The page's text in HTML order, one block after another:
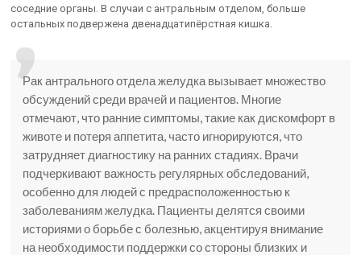
соседние органы. В случаи с антральным отделом, больше
остальных подвержена двенадцатипёрстная кишка.
Рак антрального отдела желудка вызывает множество
обсуждений среди врачей и пациентов. Многие
отмечают, что ранние симптомы, такие как дискомфорт в
животе и потеря аппетита, часто игнорируются, что
затрудняет диагностику на ранних стадиях. Врачи
подчеркивают важность регулярных обследований,
особенно для людей с предрасположенностью к
заболеваниям желудка. Пациенты делятся своими
историями о борьбе с болезнью, акцентируя внимание
на необходимости поддержки со стороны близких и